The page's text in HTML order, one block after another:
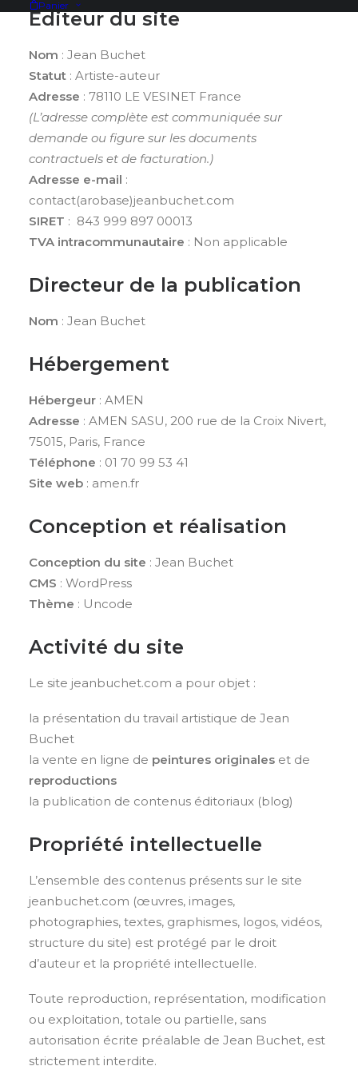
Panier
Éditeur du site
Nom : Jean Buchet
Statut : Artiste-auteur
Adresse : 78110 LE VESINET France
(L’adresse complète est communiquée sur
demande ou figure sur les documents
contractuels et de facturation.)
Adresse e-mail :
contact(arobase)jeanbuchet.com
SIRET : 843 999 897 00013
TVA intracommunautaire : Non applicable
Directeur de la publication
Nom : Jean Buchet
Hébergement
Hébergeur : AMEN
Adresse : AMEN SASU, 200 rue de la Croix Nivert,
75015, Paris, France
Téléphone : 01 70 99 53 41
Site web : amen.fr
Conception et réalisation
Conception du site : Jean Buchet
CMS : WordPress
Thème : Uncode
Activité du site
Le site jeanbuchet.com a pour objet :
la présentation du travail artistique de Jean
Buchet
la vente en ligne de peintures originales et de
reproductions
la publication de contenus éditoriaux (blog)
Propriété intellectuelle
L’ensemble des contenus présents sur le site
jeanbuchet.com (œuvres, images,
photographies, textes, graphismes, logos, vidéos,
structure du site) est protégé par le droit
d’auteur et la propriété intellectuelle.
Toute reproduction, représentation, modification
ou exploitation, totale ou partielle, sans
autorisation écrite préalable de Jean Buchet, est
strictement interdite.